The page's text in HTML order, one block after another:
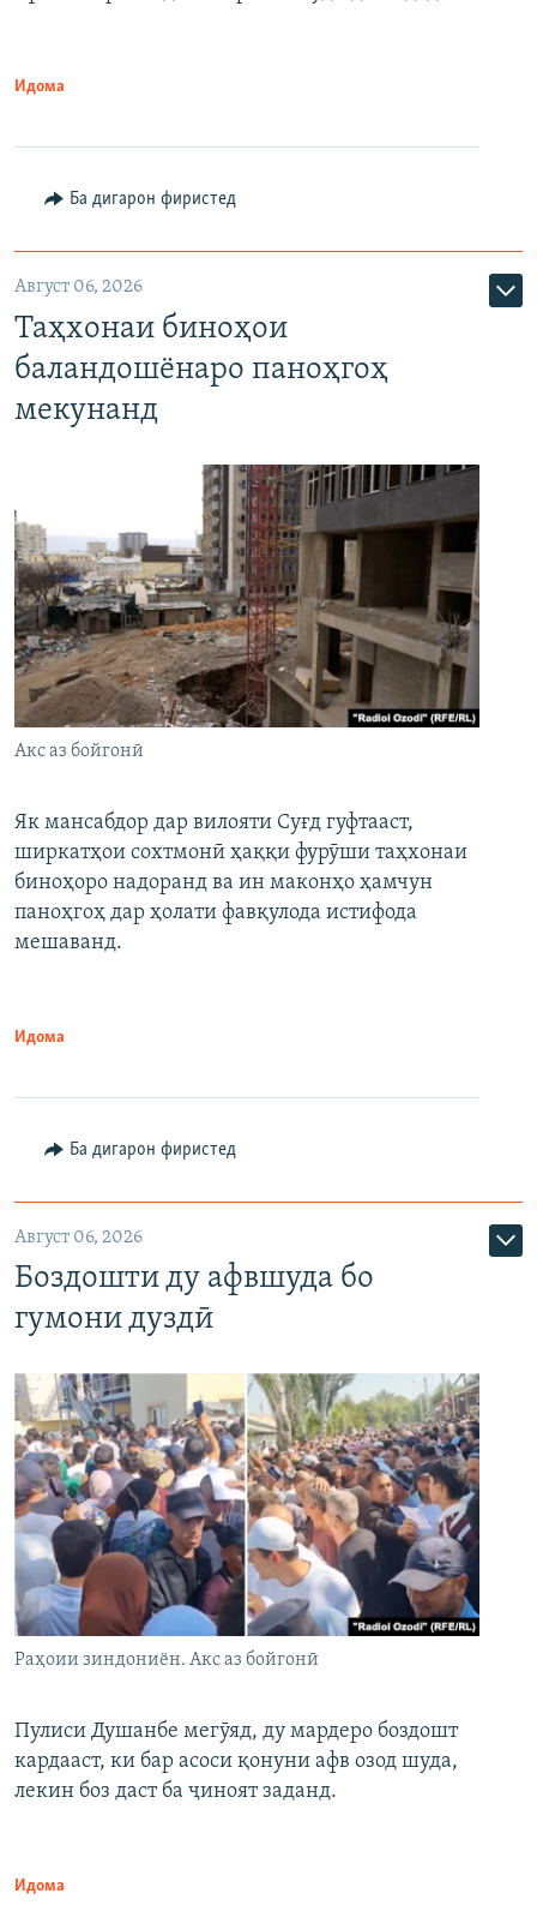
Идома
Ба дигарон фиристед
Август 06, 2026
Таҳхонаи биноҳои
баландошёнаро паноҳгоҳ
мекунанд
Акс аз бойгонӣ
Як мансабдор дар вилояти Суғд гуфтааст,
ширкатҳои сохтмонӣ ҳаққи фурӯши таҳхонаи
биноҳоро надоранд ва ин маконҳо ҳамчун
паноҳгоҳ дар ҳолати фавқулода истифода
мешаванд.
Идома
Ба дигарон фиристед
Август 06, 2026
Боздошти ду афвшуда бо
гумони дуздӣ
Раҳоии зиндониён. Акс аз бойгонӣ
Пулиси Душанбе мегӯяд, ду мардеро боздошт
кардааст, ки бар асоси қонуни афв озод шуда,
лекин боз даст ба ҷиноят заданд.
Идома